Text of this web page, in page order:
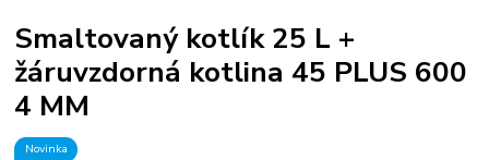
Smaltovaný kotlík 25 L +
žáruvzdorná kotlina 45 PLUS 600
4 MM
Novinka